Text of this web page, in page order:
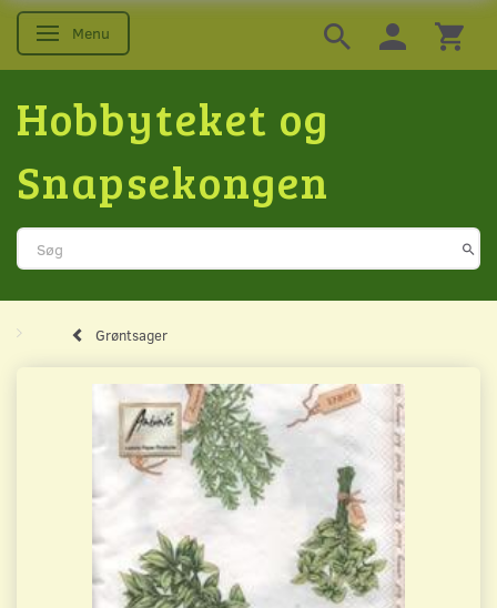
Skifte navigation
Menu
Hobbyteket og
Snapsekongen
Grøntsager